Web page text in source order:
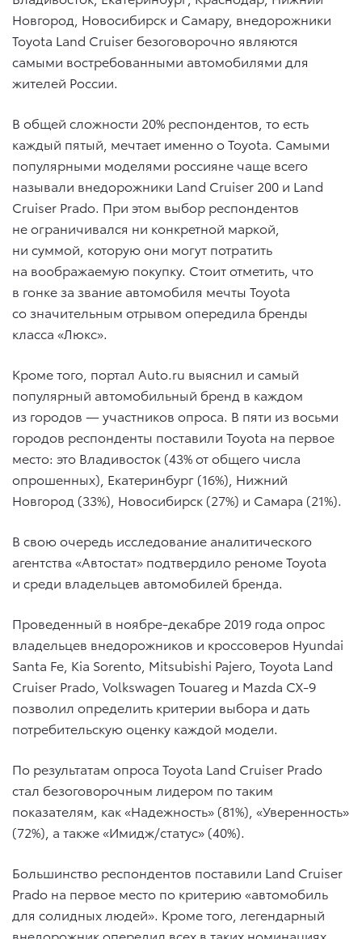
Новгород, Новосибирск и Самару, внедорожники
Toyota Land Cruiser безоговорочно являются
самыми востребованными автомобилями для
жителей России.
В общей сложности 20% респондентов, то есть
каждый пятый, мечтает именно о Toyota. Самыми
популярными моделями россияне чаще всего
называли внедорожники Land Cruiser 200 и Land
Cruiser Prado. При этом выбор респондентов
не ограничивался ни конкретной маркой,
ни суммой, которую они могут потратить
на воображаемую покупку. Стоит отметить, что
в гонке за звание автомобиля мечты Toyota
со значительным отрывом опередила бренды
класса «Люкс».
Кроме того, портал Auto.ru выяснил и самый
популярный автомобильный бренд в каждом
из городов — участников опроса. В пяти из восьми
городов респонденты поставили Toyota на первое
место: это Владивосток (43% от общего числа
опрошенных), Екатеринбург (16%), Нижний
Новгород (33%), Новосибирск (27%) и Самара (21%).
В свою очередь исследование аналитического
агентства «Автостат» подтвердило реноме Toyota
и среди владельцев автомобилей бренда.
Проведенный в ноябре-декабре 2019 года опрос
владельцев внедорожников и кроссоверов Hyundai
Santa Fe, Kia Sorento, Mitsubishi Pajero, Toyota Land
Cruiser Prado, Volkswagen Touareg и Mazda CX-9
позволил определить критерии выбора и дать
потребительскую оценку каждой модели.
По результатам опроса Toyota Land Cruiser Prado
стал безоговорочным лидером по таким
показателям, как «Надежность» (81%), «Уверенность»
(72%), а также «Имидж/статус» (40%).
Большинство респондентов поставили Land Cruiser
Prado на первое место по критерию «автомобиль
для солидных людей». Кроме того, легендарный
внедорожник опередил всех в таких номинациях,